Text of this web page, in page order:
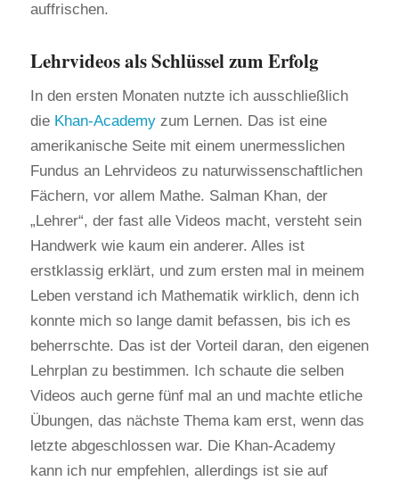
auffrischen.
Lehrvideos als Schlüssel zum Erfolg
In den ersten Monaten nutzte ich ausschließlich
die Khan-Academyzum Lernen. Das ist eine
amerikanische Seite mit einem unermesslichen
Fundus an Lehrvideos zu naturwissenschaftlichen
Fächern, vor allem Mathe. Salman Khan, der
„Lehrer“, der fast alle Videos macht, versteht sein
Handwerk wie kaum ein anderer. Alles ist
erstklassig erklärt, und zum ersten mal in meinem
Leben verstand ich Mathematik wirklich, denn ich
konnte mich so lange damit befassen, bis ich es
beherrschte. Das ist der Vorteil daran, den eigenen
Lehrplan zu bestimmen. Ich schaute die selben
Videos auch gerne fünf mal an und machte etliche
Übungen, das nächste Thema kam erst, wenn das
letzte abgeschlossen war. Die Khan-Academy
kann ich nur empfehlen, allerdings ist sie auf